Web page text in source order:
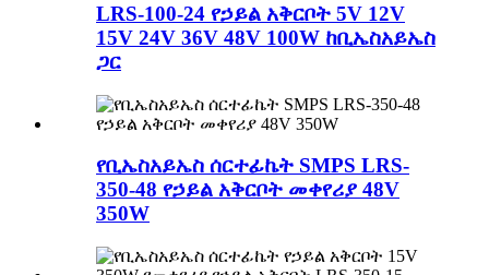
LRS-100-24 የኃይል አቅርቦት 5V 12V
15V 24V 36V 48V 100W ከቢኤስአይኤስ
ጋር
የቢኤስአይኤስ ሰርተፊኬት SMPS LRS-
350-48 የኃይል አቅርቦት መቀየሪያ 48V
350W